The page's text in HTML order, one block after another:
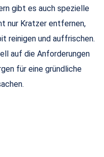
gibt es auch spezielle
nur Kratzer entfernen,
reinigen und auffrischen.
auf die Anforderungen
für eine gründliche